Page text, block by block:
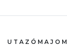
UTAZÓMAJOM